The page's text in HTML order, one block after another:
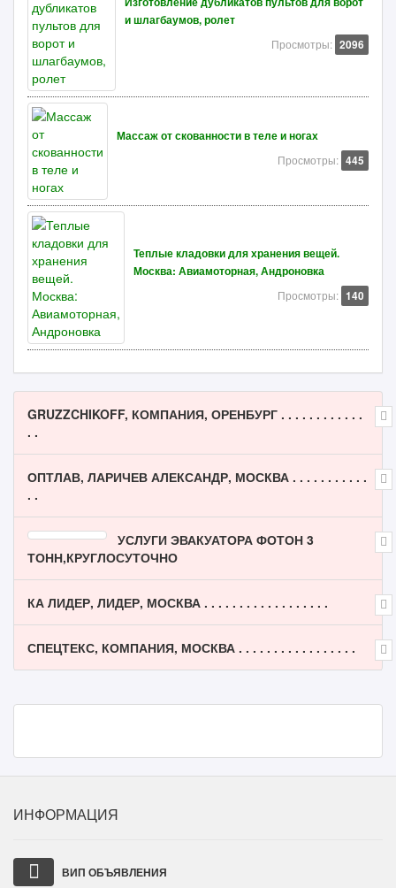
и шлагбаумов, ролет
Просмотры: 2096
Массаж от скованности в теле и ногах
Просмотры: 445
Теплые кладовки для хранения вещей.
Москва: Авиамоторная, Андроновка
Просмотры: 140
GRUZZCHIKOFF, КОМПАНИЯ, ОРЕНБУРГ . . . . . . . . . . . .
. .
ОПТЛАВ, ЛАРИЧЕВ АЛЕКСАНДР, МОСКВА . . . . . . . . . . .
. .
УСЛУГИ ЭВАКУАТОРА ФОТОН 3
ТОНН,КРУГЛОСУТОЧНО
КА ЛИДЕР, ЛИДЕР, МОСКВА . . . . . . . . . . . . . . . . . .
СПЕЦТЕКС, КОМПАНИЯ, МОСКВА . . . . . . . . . . . . . . . . .
ИНФОРМАЦИЯ
ВИП ОБЪЯВЛЕНИЯ